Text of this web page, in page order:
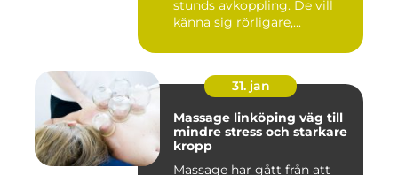
stunds avkoppling. De vill
känna sig rörligare,...
31. jan
Massage linköping väg till
mindre stress och starkare
kropp
Massage har gått från att